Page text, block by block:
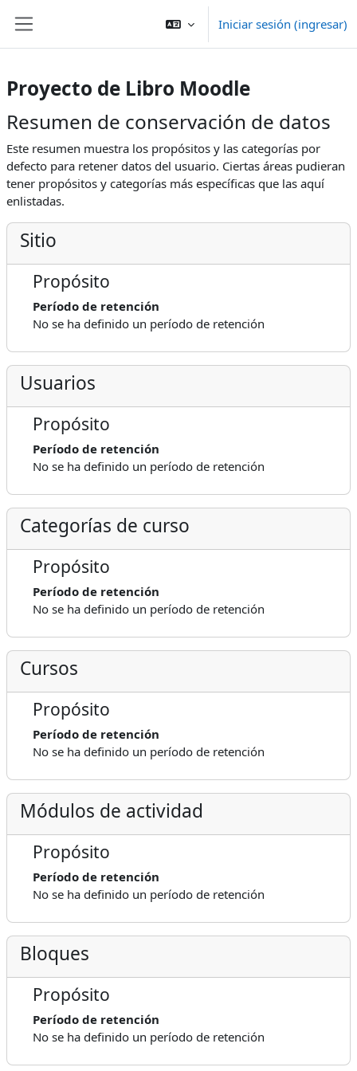
Iniciar sesión (ingresar)
Proyecto de Libro Moodle
Resumen de conservación de datos
Este resumen muestra los propósitos y las categorías por
defecto para retener datos del usuario. Ciertas áreas pudieran
tener propósitos y categorías más específicas que las aquí
enlistadas.
Sitio
Propósito
Período de retención
No se ha definido un período de retención
Usuarios
Propósito
Período de retención
No se ha definido un período de retención
Categorías de curso
Propósito
Período de retención
No se ha definido un período de retención
Cursos
Propósito
Período de retención
No se ha definido un período de retención
Módulos de actividad
Propósito
Período de retención
No se ha definido un período de retención
Bloques
Propósito
Período de retención
No se ha definido un período de retención